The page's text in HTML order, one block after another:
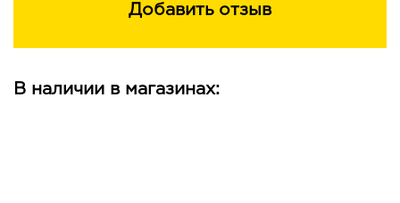
Добавить отзыв
В наличии в магазинах: